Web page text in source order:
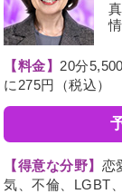
【料金】 20分
に275円（税込）
【得意な分野】 恋
気、不倫、LGBT